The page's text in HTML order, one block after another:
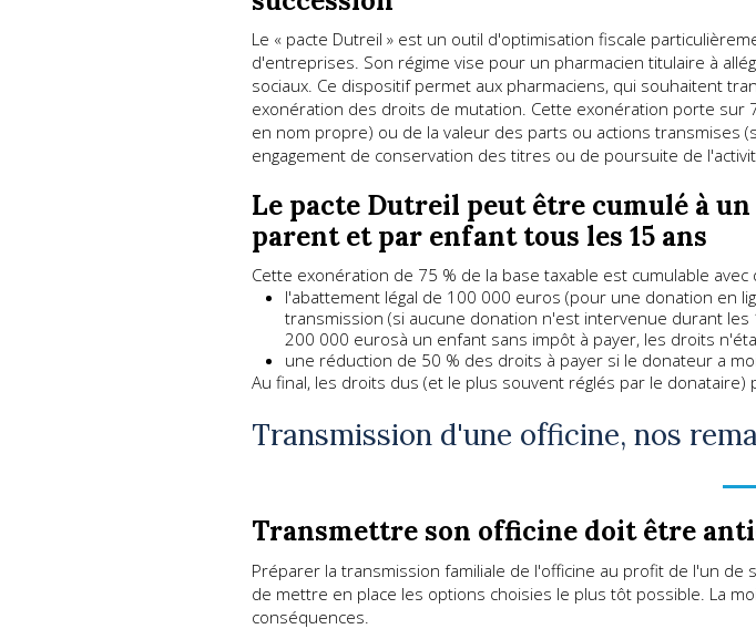
Le « pacte Dutreil » est un outil d'optimisation fiscale
d'entreprises. Son régime vise pour un pharmacien titulaire à
sociaux. Ce dispositif permet aux pharmaciens, qui souhaitent
exonération des droits de mutation. Cette exonération porte sur
en nom propre) ou de la valeur des parts ou actions transmises
engagement de conservation des titres ou de poursuite de
Le pacte Dutreil peut être cumulé à
parent et par enfant tous les 15 ans
Cette exonération de 75 % de la base taxable est cumulable
l'abattement légal de 100 000 euros (pour une donation en
transmission (si aucune donation n'est intervenue durant
200 000 eurosà un enfant sans impôt à payer, les droits
une réduction de 50 % des droits à payer si le donateur a
Au final, les droits dus (et le plus souvent réglés par le
Transmission d'une officine, nos
Transmettre son officine doit être
Préparer la transmission familiale de l'officine au profit de l'un
de mettre en place les options choisies le plus tôt possible. La
conséquences.